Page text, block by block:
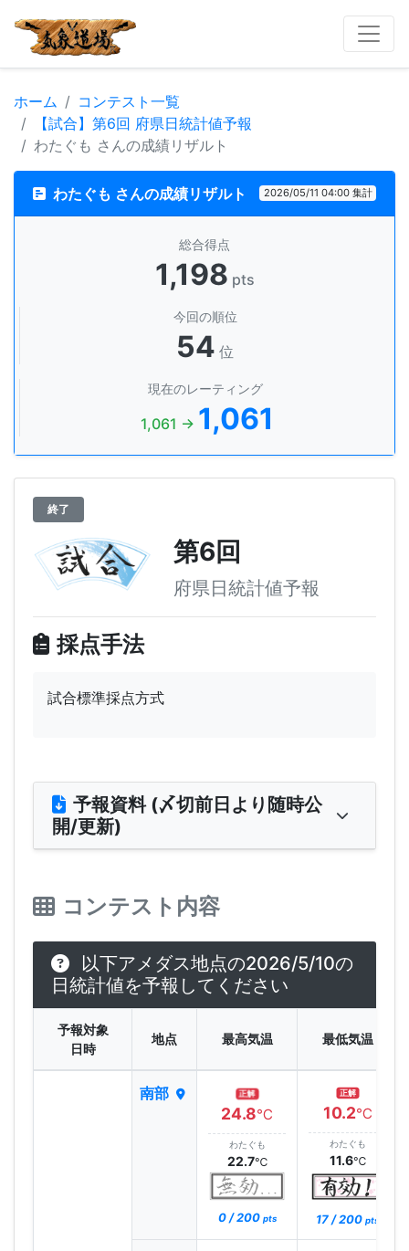
ホーム
コンテスト一覧
【試合】第6回 府県日統計値予報
わたぐも さんの成績リザルト
わたぐも さんの成績リザルト 2026/05/11 04:00 集計
総合得点
1,198 pts
今回の順位
54 位
現在のレーティング
1,061 → 1,061
終了
第6回
府県日統計値予報
採点手法
試合標準採点方式
予報資料 (〆切前日より随時公
開/更新)
コンテスト内容
以下アメダス地点の2026/5/10の
日統計値を予報してください
予報対象
日時
地点 最高気温 最低気温
南部 正解
24.8℃
わたぐも
22.7℃
0 / 200 pts
正解
10.2℃
わたぐも
11.6℃
17 / 200 pts